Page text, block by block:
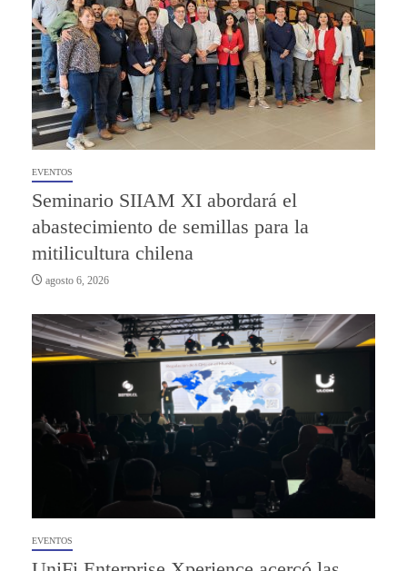
EVENTOS
Seminario SIIAM XI abordará el
abastecimiento de semillas para la
mitilicultura chilena
agosto 6, 2026
EVENTOS